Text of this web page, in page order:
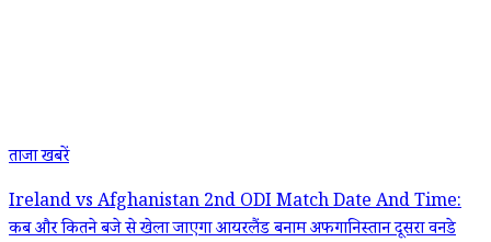
ताजा खबरें
Ireland vs Afghanistan 2nd ODI Match Date And Time:
कब और कितने बजे से खेला जाएगा आयरलैंड बनाम अफगानिस्तान दूसरा वनडे